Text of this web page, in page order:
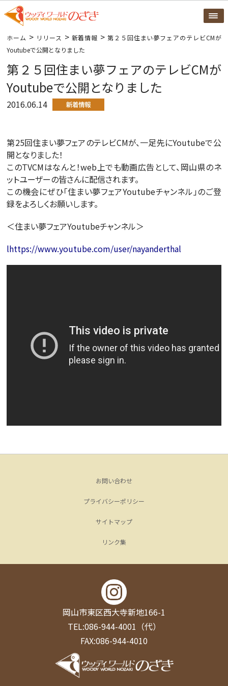
ホーム > リリース > 新着情報 > 第２５回住まい夢フェアのテレビCMが
Youtubeで公開となりました
第２５回住まい夢フェアのテレビCMが
Youtubeで公開となりました
2016.06.14
第25回住まい夢フェアのテレビCMが、一足先にYoutubeで公
開となりました！
このTVCMはなんと！web上でも動画広告として、岡山県のネ
ットユーザーの皆さんに配信されます。
この機会にぜひ「住まい夢フェアYoutubeチャンネル」のご登
録をよろしくお願いします。
＜住まい夢フェアYoutubeチャンネル＞
lhttps://www.youtube.com/user/nayanderthal
お問い合わせ
プライバシーポリシー
サイトマップ
リンク集
岡山市東区西大寺新地166-1
TEL:086-944-4001（代）
FAX:086-944-4010